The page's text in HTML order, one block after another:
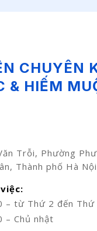
CHUYÊN
& HIẾM
Trỗi, Phường
Thành phố Hà Nội
– từ Thứ 2 đến Thứ
– Chủ nhật